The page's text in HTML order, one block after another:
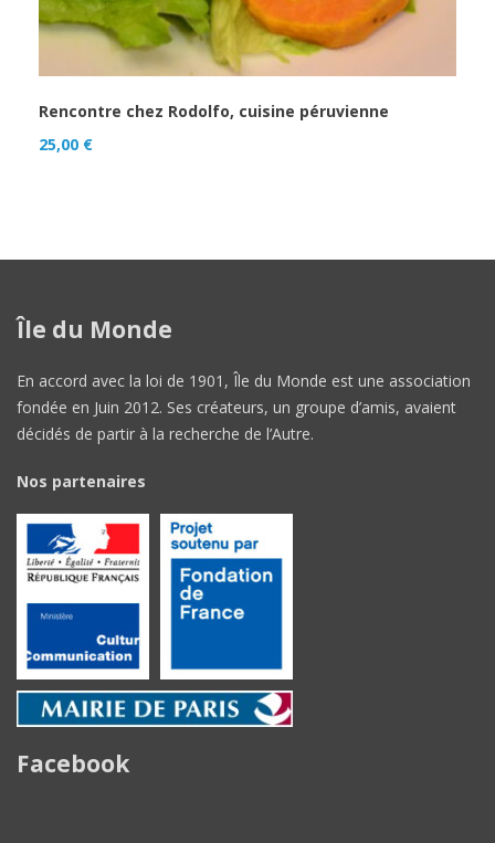
Rencontre chez Rodolfo, cuisine péruvienne
25,00 €
Île du Monde
En accord avec la loi de 1901, Île du Monde est une association
fondée en Juin 2012. Ses créateurs, un groupe d’amis, avaient
décidés de partir à la recherche de l’Autre.
Nos partenaires
Facebook